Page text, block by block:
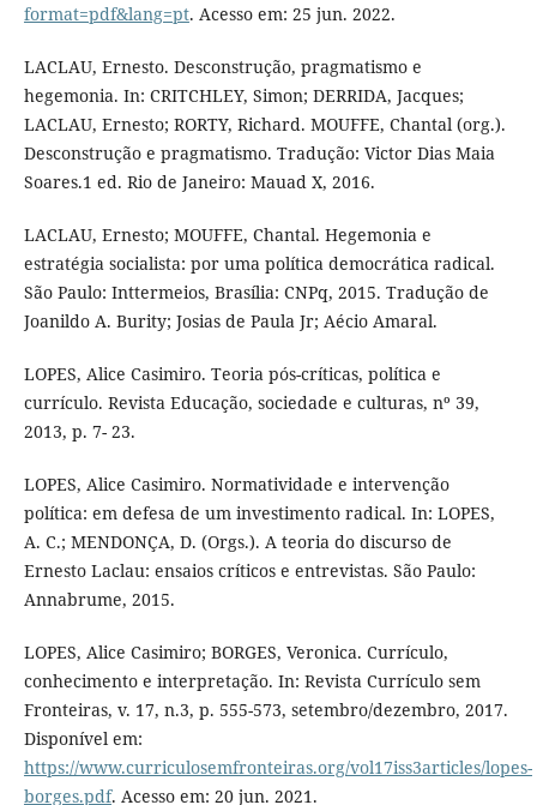
format=pdf&lang=pt. Acesso em: 25 jun. 2022.
LACLAU, Ernesto. Desconstrução, pragmatismo e
hegemonia. In: CRITCHLEY, Simon; DERRIDA, Jacques;
LACLAU, Ernesto; RORTY, Richard. MOUFFE, Chantal (org.).
Desconstrução e pragmatismo. Tradução: Victor Dias Maia
Soares.1 ed. Rio de Janeiro: Mauad X, 2016.
LACLAU, Ernesto; MOUFFE, Chantal. Hegemonia e
estratégia socialista: por uma política democrática radical.
São Paulo: Inttermeios, Brasília: CNPq, 2015. Tradução de
Joanildo A. Burity; Josias de Paula Jr; Aécio Amaral.
LOPES, Alice Casimiro. Teoria pós-críticas, política e
currículo. Revista Educação, sociedade e culturas, nº 39,
2013, p. 7- 23.
LOPES, Alice Casimiro. Normatividade e intervenção
política: em defesa de um investimento radical. In: LOPES,
A. C.; MENDONÇA, D. (Orgs.). A teoria do discurso de
Ernesto Laclau: ensaios críticos e entrevistas. São Paulo:
Annabrume, 2015.
LOPES, Alice Casimiro; BORGES, Veronica. Currículo,
conhecimento e interpretação. In: Revista Currículo sem
Fronteiras, v. 17, n.3, p. 555-573, setembro/dezembro, 2017.
Disponível em:
https://www.curriculosemfronteiras.org/vol17iss3articles/lopes-
borges.pdf. Acesso em: 20 jun. 2021.